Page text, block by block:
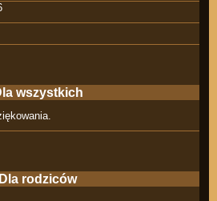
wszystkich
Dla rodziców